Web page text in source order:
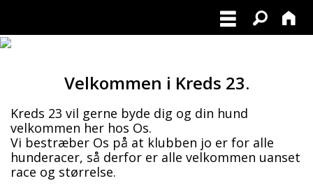
Velkommen i Kreds 23.
Kreds 23 vil gerne byde dig og din hund
velkommen her hos Os.
Vi bestræber Os på at klubben jo er for alle
hunderacer, så derfor er alle velkommen uanset
race og størrelse.